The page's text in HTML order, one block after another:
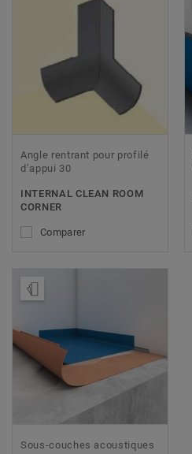
Angle rentrant pour profilé
d’appui 30
INTERNAL CLEAN ROOM
CORNER
Comparer
Sous-couches acoustiques